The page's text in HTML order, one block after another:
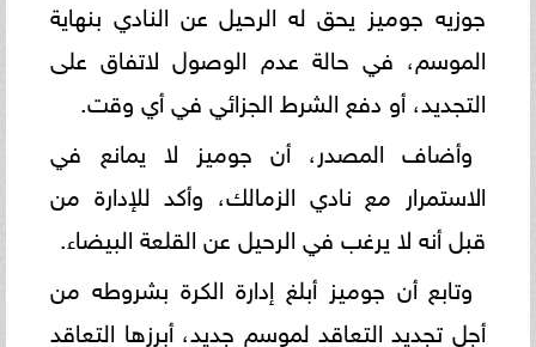
جوزيه جوميز يحق له الرحيل عن النادي بنهاية
الموسم، في حالة عدم الوصول لاتفاق على
التجديد، أو دفع الشرط الجزائي في أي وقت.
وأضاف المصدر، أن جوميز لا يمانع في
الاستمرار مع نادي الزمالك، وأكد للإدارة من
قبل أنه لا يرغب في الرحيل عن القلعة البيضاء.
وتابع أن جوميز أبلغ إدارة الكرة بشروطه من
أجل تجديد التعاقد لموسم جديد، أبرزها التعاقد